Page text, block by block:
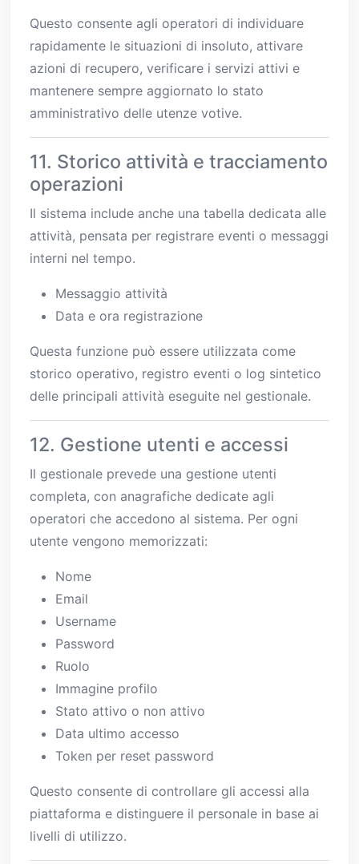
Questo consente agli operatori di individuare
rapidamente le situazioni di insoluto, attivare
azioni di recupero, verificare i servizi attivi e
mantenere sempre aggiornato lo stato
amministrativo delle utenze votive.
11. Storico attività e tracciamento
operazioni
Il sistema include anche una tabella dedicata alle
attività, pensata per registrare eventi o messaggi
interni nel tempo.
Messaggio attività
Data e ora registrazione
Questa funzione può essere utilizzata come
storico operativo, registro eventi o log sintetico
delle principali attività eseguite nel gestionale.
12. Gestione utenti e accessi
Il gestionale prevede una gestione utenti
completa, con anagrafiche dedicate agli
operatori che accedono al sistema. Per ogni
utente vengono memorizzati:
Nome
Email
Username
Password
Ruolo
Immagine profilo
Stato attivo o non attivo
Data ultimo accesso
Token per reset password
Questo consente di controllare gli accessi alla
piattaforma e distinguere il personale in base ai
livelli di utilizzo.